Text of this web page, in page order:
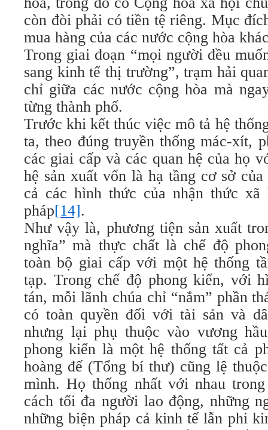
còn đòi phải có tiền tệ riêng. Mục
mua hàng của các nước cộng hòa
Trong giai đoạn “mọi người đều
sang kinh tế thị trường”, trạm hải
chỉ giữa các nước cộng hòa mà
từng thành phố.
Trước khi kết thúc việc mô tả hệ
ta, theo đúng truyền thống mác-xít,
các giai cấp và các quan hệ của họ
hệ sản xuất vốn là hạ tầng cơ sở
cả các hình thức của nhận thức
pháp[14].
Như vậy là, phương tiện sản xuất
nghĩa” mà thực chất là chế độ
toàn bộ giai cấp với một hệ thống
tạp. Trong chế độ phong kiến, với
tán, mỗi lãnh chúa chỉ “nắm” phần
có toàn quyền đối với tài sản và
nhưng lại phụ thuộc vào vương
phong kiến là một hệ thống tất cả
hoàng đế (Tổng bí thư) cũng lệ
mình. Họ thống nhất với nhau
cách tối đa người lao động, những
những biện pháp cả kinh tế lẫn phi